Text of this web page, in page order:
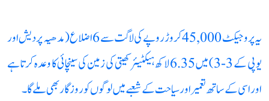
یہ پروجیکٹ 45,000 کروڑ روپے کی لاگت سے 6 اضلاع (مدھیہ پردیش اور
یوپی کے 3-3) میں 6.35 لاکھ ہیکٹیئر کھیتی کی زمین کی سینچائی کا وعدہ کرتا ہے
اور اسی کے ساتھ تعمیر اور سیاحت کے شعبے میں لوگوں کو روزگار بھی ملے گا۔